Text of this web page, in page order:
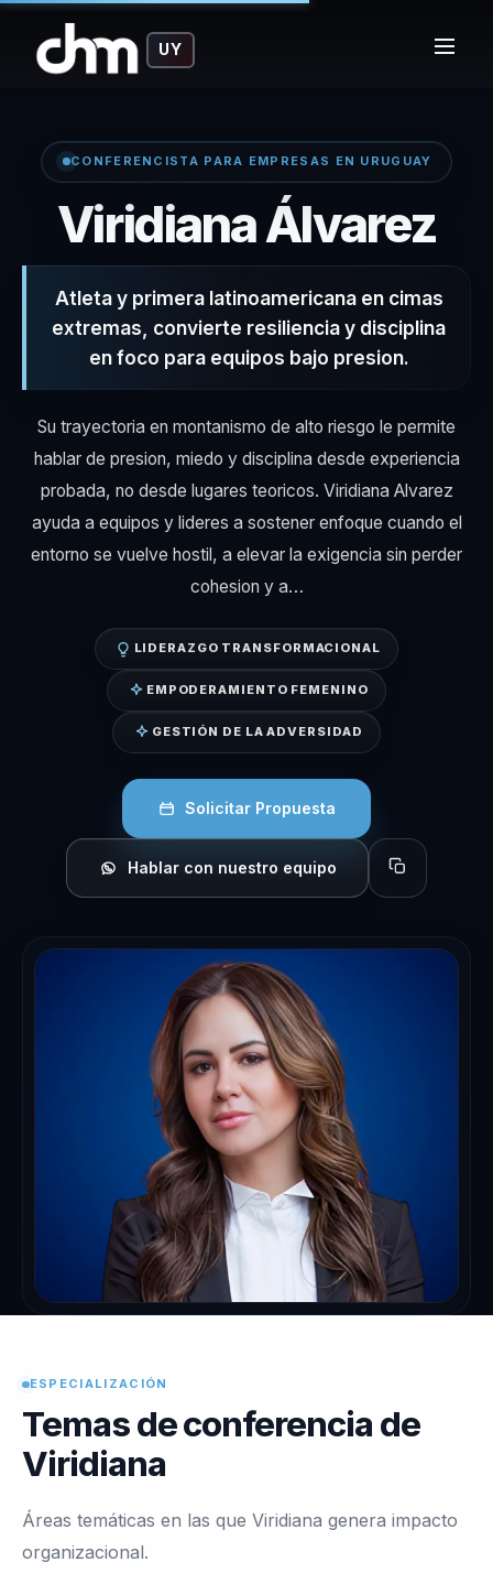
UY
CONFERENCISTA PARA EMPRESAS EN URUGUAY
Viridiana Álvarez–
Atleta y primera latinoamericana en cimas
extremas, convierte resiliencia y disciplina
en foco para equipos bajo presion.
Su trayectoria en montanismo de alto riesgo le permite
hablar de presion, miedo y disciplina desde experiencia
probada, no desde lugares teoricos. Viridiana Alvarez
ayuda a equipos y lideres a sostener enfoque cuando el
entorno se vuelve hostil, a elevar la exigencia sin perder
cohesion y a…
LIDERAZGO TRANSFORMACIONAL
EMPODERAMIENTO FEMENINO
GESTIÓN DE LA ADVERSIDAD
Solicitar Propuesta
Hablar con nuestro equipo Copiar perfil
ESPECIALIZACIÓN
Temas de conferencia de
Viridiana
Áreas temáticas en las que Viridiana genera impacto
organizacional.